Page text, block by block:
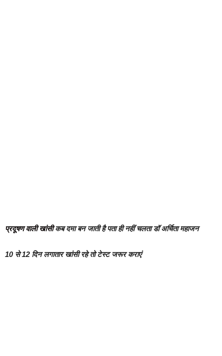
प्रदूषण वाली खांसीकब दमा बन जाती है पता ही नहीं चलता डॉ अर्चिता महाजन
10 से 12 दिन लगातार खांसी रहे तो टेस्ट जरूर कराएं